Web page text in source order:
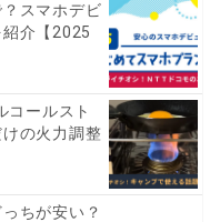
？スマホデビ
紹介【2025
コールスト
の火力調整
ちが安い？